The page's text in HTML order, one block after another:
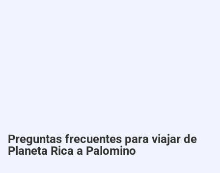
Preguntas frecuentes para viajar de
Planeta Rica a Palomino